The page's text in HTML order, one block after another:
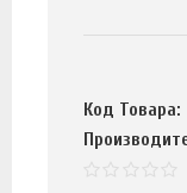
Код Товара: